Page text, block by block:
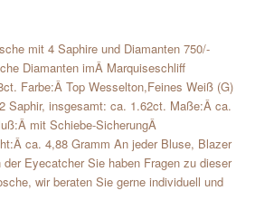
mit 4 Saphire und Diamanten 750/-
Diamanten imÂ Marquiseschliff
Farbe:Â Top Wesselton,Feines Weiß (G)
Saphir, insgesamt: ca. 1.62ct. Maße:Â ca.
mit Schiebe-SicherungÂ
ca. 4,88 Gramm An jeder Bluse, Blazer
der Eyecatcher Sie haben Fragen zu dieser
wir beraten Sie gerne individuell und